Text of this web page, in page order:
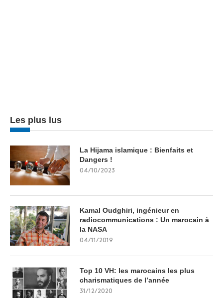
Les plus lus
La Hijama islamique : Bienfaits et
Dangers !
04/10/2023
Kamal Oudghiri, ingénieur en
radiocommunications : Un marocain à
la NASA
04/11/2019
Top 10 VH: les marocains les plus
charismatiques de l’année
31/12/2020